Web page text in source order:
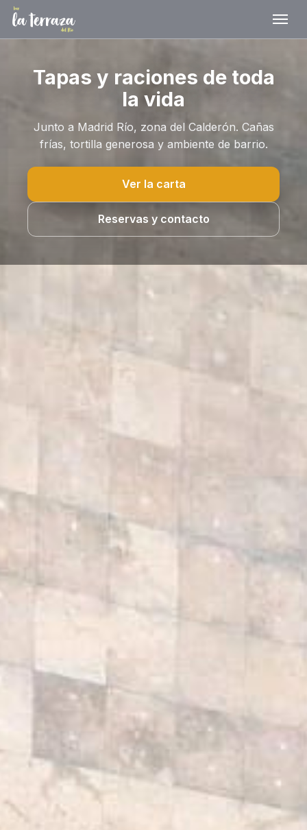
Tapas y raciones de toda
la vida
Junto a Madrid Río, zona del Calderón. Cañas
frías, tortilla generosa y ambiente de barrio.
Ver la carta
Reservas y contacto